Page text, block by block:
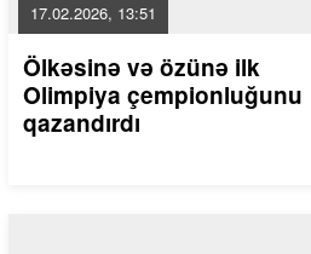
17.02.2026, 13:51
Ölkəsinə və özünə ilk
Olimpiya çempionluğunu
qazandırdı